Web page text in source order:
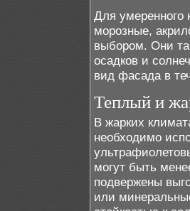
Для умеренного
морозные,
выбором. Они
осадков и
вид фасада в
Теплый и
В жарких
необходимо
могут быть
подвержены
или